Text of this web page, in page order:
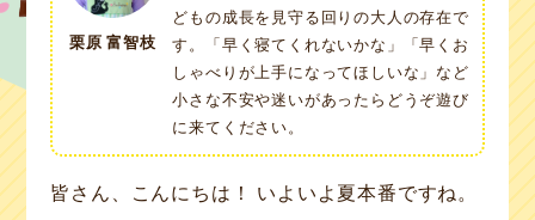
栗原 富智枝
どもの成長を見守る回りの大人の存在で
す。「早く寝てくれないかな」「早くお
しゃべりが上手になってほしいな」など
小さな不安や迷いがあったらどうぞ遊び
に来てください。
皆さん、こんにちは！ いよいよ夏本番ですね。